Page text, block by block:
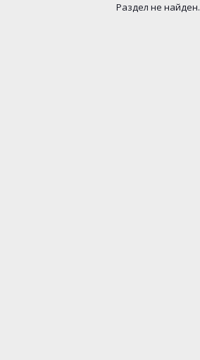
Раздел не найден.